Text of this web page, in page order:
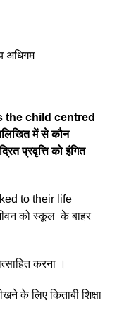
अधिगम
the child centred
में से कौन
प्रवृत्ति को इंगित
to their life
को स्कूल के बाहर
करना ।
के लिए किताबी शिक्षा